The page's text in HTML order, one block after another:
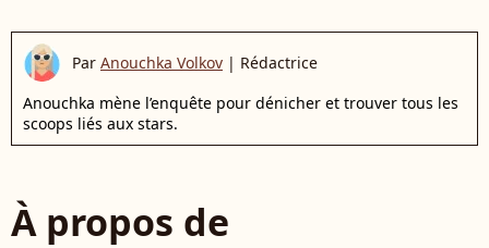
Par Anouchka Volkov | Rédactrice
Anouchka mène l’enquête pour dénicher et trouver tous les
scoops liés aux stars.
À propos de